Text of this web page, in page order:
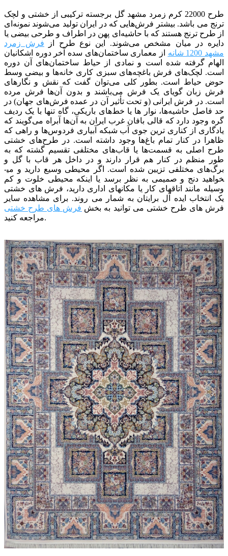
طرح 22000 کرم زمرد مشهد گل برجسته ترکیبی از خشتی و لچک
ترنج می باشد. بیشتر فرش‌هایی که در ایران تولید می‌شوند نمونه‌ای
از طرح ترنج هستند که با حاشیه‌ای پهن در اطراف و طرحی بیضی یا
دایره در میان مشخص می‌شوند. این نوع طرح از فرش زمرد
مشهد 1200 شانه
از معماری ساختمان‌های سده آخر دوره اشکانیان
الهام گرفته شده است و نمادی از حیاط ساختمان‌های آن دوره
است. لچک‌های فرش باغچه‌های سبزی کاری خانه‌ها و بیضی وسط
حوض حیاط است. بطور کلی می‌توان گفت که نقش و نگارهای
فرش زبان گویای یک فرش می‌باشند و بدون آن‌ها فرش مرده
است. در فرش ایرانی (و تحت تأثیر آن در عمده فرش‌های جهان) در
حد فاصل حاشیه‌ها، نوار ها یا خط‌های باریکی، ‌گاه تنها با یک ردیف
گره وجود دارد که قالی بافان غرب ایران به آن‌ها آبراه می‌گویند که
یادگاری از کناری ترین جوی آب شبکه‌ آبیاری فردوس‌ها و راهی که
ظاهرا در کنار تمام باغ‌ها وجود داشته است.در طرح‌های خشتی
طرح اصلی به قسمت‌ها یا قاب‌های مختلفی تقسیم گشته که به
طور منظم در کنار هم قرار دارند و در داخل هر قاب با گل و
برگ‌های مختلفی تزیین شده است. اگر محیطی وسیع دارید و می­
خواهید دنج و صمیمی به نظر برسد یا اینکه محیطی خلوت و کم
وسیله مانند اتاق­های کار یا مکان­های اداری دارید، فرش های خشتی
یک انتخاب ایده آل برایتان به شمار می روند. برای مشاهده سایر
فرش های طرح خشتی می توانید به بخش فرش های طرح خشتی
مراجعه کنید.